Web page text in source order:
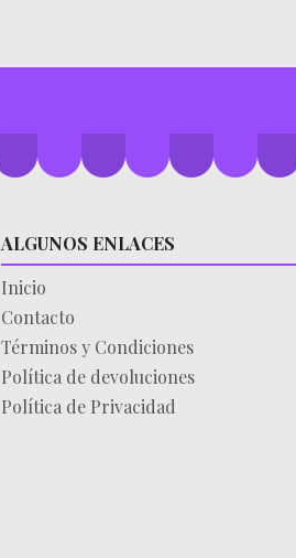
ALGUNOS ENLACES
Inicio
Contacto
Términos y Condiciones
Política de devoluciones
Política de Privacidad